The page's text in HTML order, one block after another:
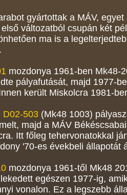
gyártottak a MÁV,
változatból csupán két
ma is a
mozdonya 1961-ben Mk48-
pályafutását, majd 1977-
került Miskolcra 1981-
D02-503 (Mk48 1003)
majd a MÁV
Itt főleg tehervonatokkal
'70-es évekbeli állapotát
mozdonya 1961-től Mk48
egészen 1977-ig,
vonalon. Ez a legszebb